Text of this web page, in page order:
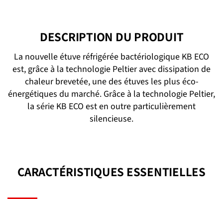
DESCRIPTION DU PRODUIT
La nouvelle étuve réfrigérée bactériologique KB ECO
est, grâce à la technologie Peltier avec dissipation de
chaleur brevetée, une des étuves les plus éco-
énergétiques du marché. Grâce à la technologie Peltier,
la série KB ECO est en outre particulièrement
silencieuse.
CARACTÉRISTIQUES ESSENTIELLES